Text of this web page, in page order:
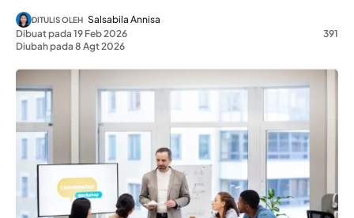
DITULIS OLEH Salsabila Annisa
Dibuat pada 19 Feb 2026
Diubah pada 8 Agt 2026
391